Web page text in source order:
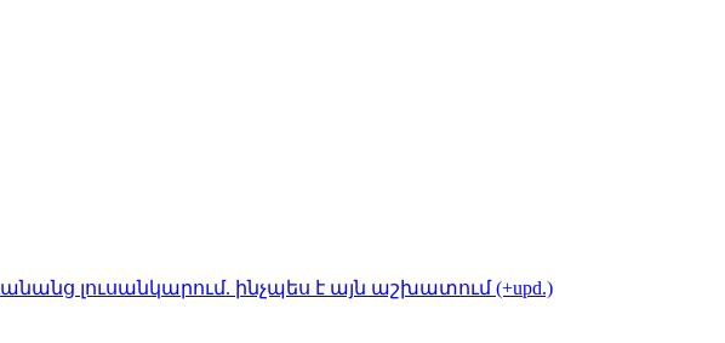
լուսանկարում. ինչպես է այն աշխատում (+upd.)